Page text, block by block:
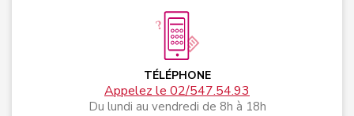
TÉLÉPHONE
Appelez le 02/547.54.93
Du lundi au vendredi de 8h à 18h